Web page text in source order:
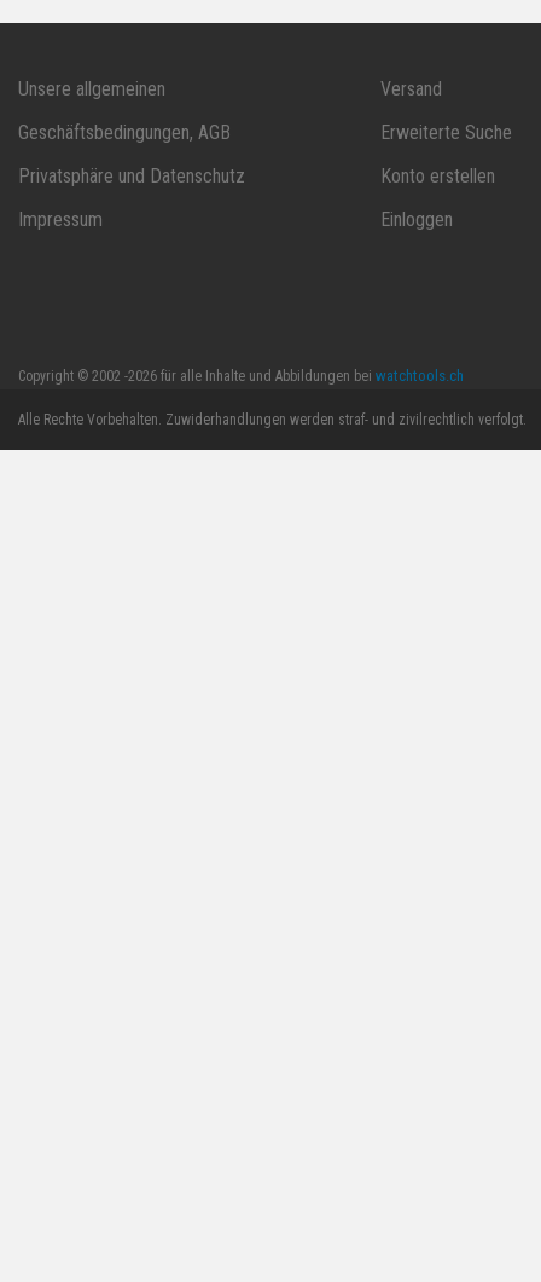
Unsere allgemeinen
Geschäftsbedingungen, AGB
Privatsphäre und Datenschutz
Impressum
Versand
Erweiterte Suche
Konto erstellen
Einloggen
Copyright © 2002 -2026 für alle Inhalte und Abbildungen bei watchtools.ch
Alle Rechte Vorbehalten. Zuwiderhandlungen werden straf- und zivilrechtlich verfolgt.